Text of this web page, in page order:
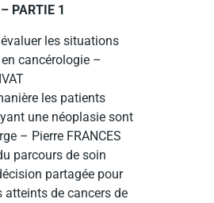
PARTIE 1
les situations
cancérologie –
les patients
une néoplasie sont
– Pierre FRANCES
parcours de soin
partagée pour
atteints de cancers de